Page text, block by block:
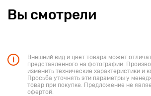
Вы смотрели
Внешний вид и цвет товара может
представленного на фотографии.
изменить технические характеристики и
Просьба уточнять эти параметры у
товар при покупке. Предложение не
офертой.